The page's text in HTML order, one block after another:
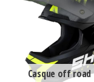
Casque off road